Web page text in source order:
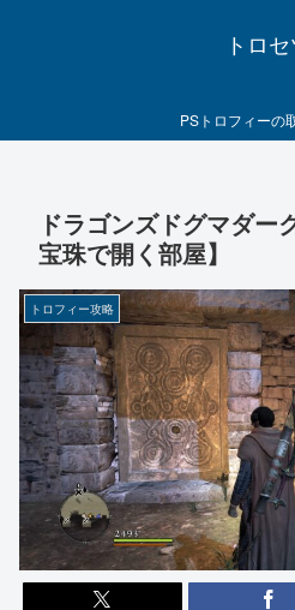
トロ
PSトロフィーの
ドラゴンズドグマダー
宝珠で開く部屋】
トロフィー攻略